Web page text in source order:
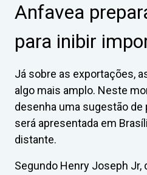
Anfavea
para inibir
Já sobre as exportações,
algo mais amplo. Neste
desenha uma sugestão de
será apresentada em
distante.
Segundo Henry Joseph Jr,